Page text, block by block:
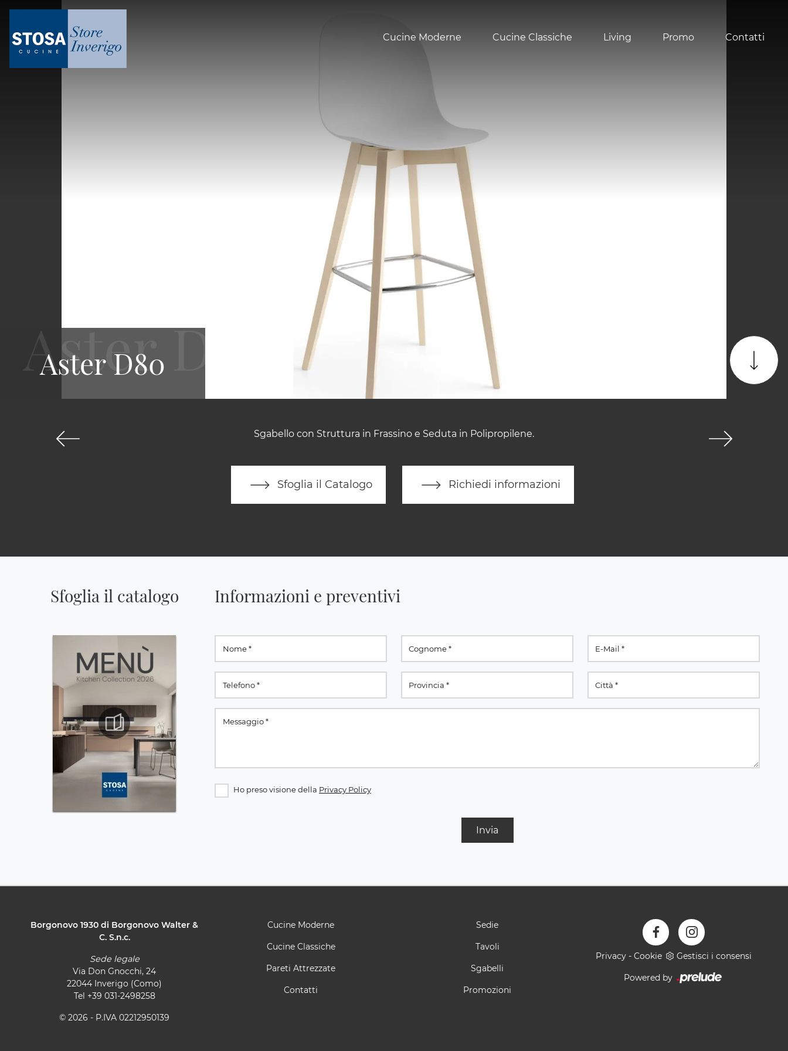
Cucine Moderne Cucine Classiche Living Promo Contatti
Sgabello con Struttura in Frassino e Seduta in Polipropilene.
Sfoglia il Catalogo Richiedi informazioni
Aster D80
Sfoglia il catalogo Informazioni e preventivi
Ho preso visione della Privacy Policy
Invia
Borgonovo 1930 di Borgonovo Walter &
C. S.n.c.
Sede legale
Via Don Gnocchi, 24
22044 Inverigo (Como)
Tel +39 031-2498258
© 2026 - P.IVA 02212950139
Cucine Moderne
Cucine Classiche
Pareti Attrezzate
Contatti
Sedie
Tavoli
Sgabelli
Promozioni
Privacy - Cookie Gestisci i consensi
Powered by